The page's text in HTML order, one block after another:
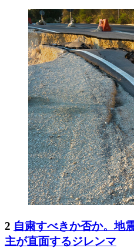
2 自粛すべきか否か。地
主が直面するジレンマ